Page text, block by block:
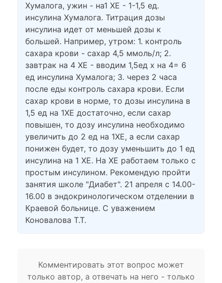
Хумалога, ужин - на1 ХЕ - 1-1,5 ед.
инсулина Хумалога. Титрация дозы
инсулина идет от меньшей дозы к
большей. Например, утром: 1. контроль
сахара крови - сахар 4,5 ммоль/л; 2.
завтрак на 4 ХЕ - вводим 1,5ед х на 4= 6
ед инсулина Хумалога; 3. через 2 часа
после еды контроль сахара крови. Если
сахар крови в норме, то дозы инсулина в
1,5 ед на 1ХЕ достаточно, если сахар
повышен, то дозу инсулина необходимо
увеличить до 2 ед на 1ХЕ, а если сахар
понижен будет, то дозу уменьшить до 1 ед
инсулина на 1 ХЕ. На ХЕ работаем только с
простым инсулином. Рекомендую пройти
занятия школе "Диабет". 21 апреля с 14.00-
16.00 в эндокринологическом отделении в
Краевой больнице. С уважением
Коновалова Т.Т.
Комментировать этот вопрос может
только автор, а отвечать на него - только